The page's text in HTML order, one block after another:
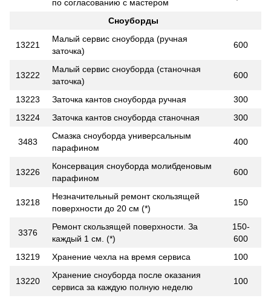
по согласованию с мастером
Сноуборды
13221
Малый сервис сноуборда (ручная
заточка)
600
13222
Малый сервис сноуборда (станочная
заточка)
600
13223 Заточка кантов сноуборда ручная
300
13224
Заточка кантов сноуборда станочная 300
3483
Смазка сноуборда универсальным
парафином
400
13226
Консервация сноуборда молибденовым
парафином
600
13218
Незначительный ремонт скользящей
поверхности до 20 см (*)
150
3376
Ремонт скользящей поверхности. За
каждый 1 см. (*)
150-
600
13219
Хранение чехла на время сервиса 100
13220
Хранение сноуборда после оказания
сервиса за каждую полную неделю
100